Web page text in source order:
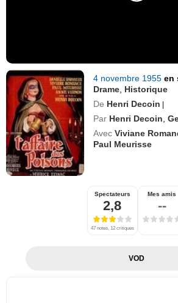
4 novembre 1955en
Drame Historique
De Henri Decoin |
Par Henri Decoin ,
Avec Viviane
Paul Meurisse
Spectateurs
2,8
47 notes, 12 critiques
Mes amis
--
VOD